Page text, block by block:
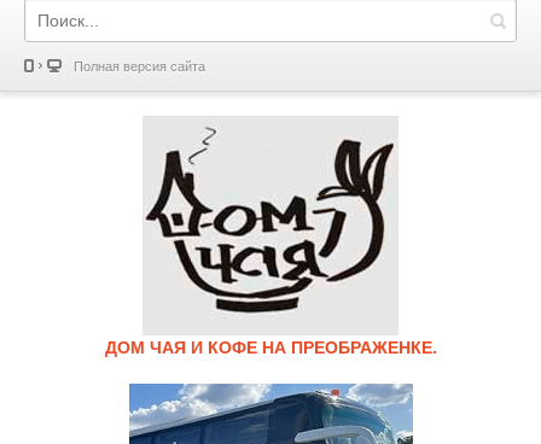
Полная версия сайта
ДОМ ЧАЯ И КОФЕ НА ПРЕОБРАЖЕНКЕ.